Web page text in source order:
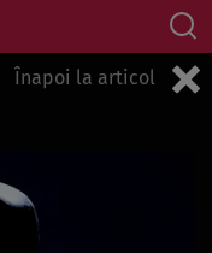
Înapoi la articol